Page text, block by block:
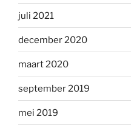
juli 2021
december 2020
maart 2020
september 2019
mei 2019